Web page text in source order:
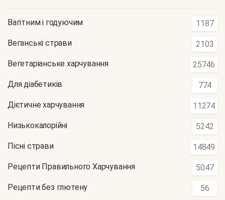
Вагітним і годуючим 1187
Веганські страви 2103
Вегетаріанське харчування 25746
Для діабетиків 774
Дієтичне харчування 11274
Низькокалорійні 5242
Пісні страви 14849
Рецепти Правильного Харчування 5047
Рецепти без глютену 56